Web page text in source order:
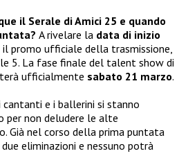
il Serale di Amici 25 e quando
A rivelare la data di inizio
promo ufficiale della trasmissione,
5. La fase finale del talent show di
ufficialmente sabato 21 marzo.
cantanti e i ballerini si stanno
per non deludere le alte
Già nel corso della prima puntata
eliminazioni e nessuno potrà